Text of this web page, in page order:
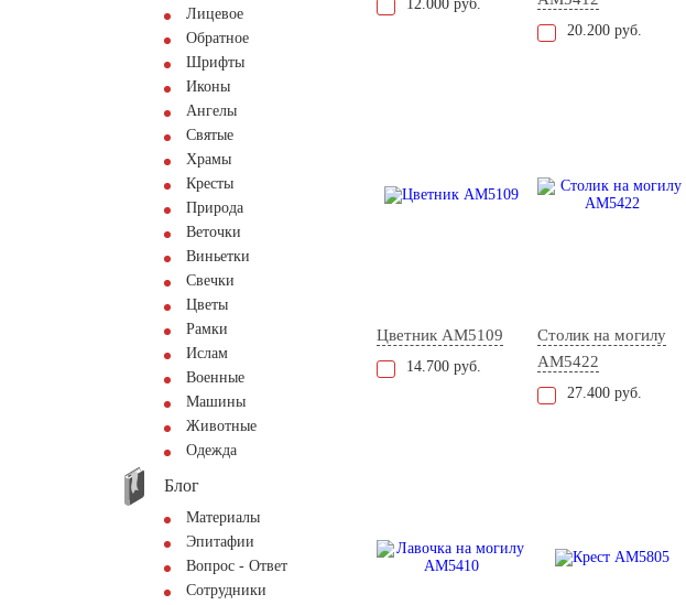
Лицевое
Обратное
Шрифты
Иконы
Ангелы
Святые
Храмы
Кресты
Природа
Веточки
Виньетки
Свечки
Цветы
Рамки
Ислам
Военные
Машины
Животные
Одежда
Блог
Материалы
Эпитафии
Вопрос - Ответ
Сотрудники
12.000 руб.
20.200 руб.
Цветник AM5109
14.700 руб.
Столик на могилу
AM5422
27.400 руб.